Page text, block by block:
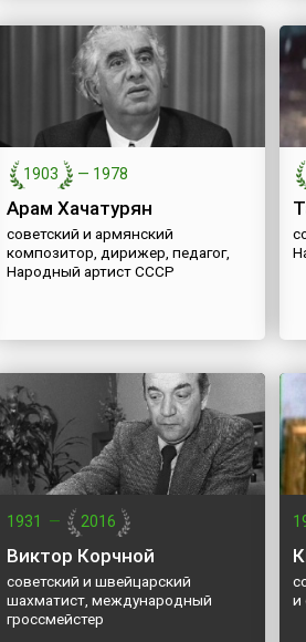
1903 — 1978
Арам Хачатурян
советский и армянский
композитор, дирижер, педагог,
Народный артист СССР
1931 — 2016
Виктор Корчной
советский и швейцарский
шахматист, международный
гроссмейстер
и